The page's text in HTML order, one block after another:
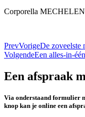
Corporella
PrevVorigeDe zoveelste
VolgendeEen alles-in-
Een afspraak
Via onderstaand formulier
knop kan je online een